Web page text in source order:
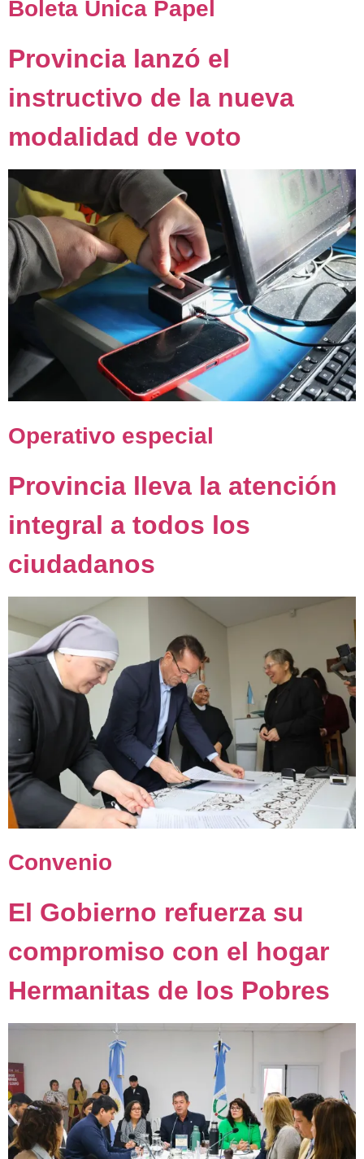
Boleta Única Papel
Provincia lanzó el
instructivo de la nueva
modalidad de voto
Operativo especial
Provincia lleva la atención
integral a todos los
ciudadanos
Convenio
El Gobierno refuerza su
compromiso con el hogar
Hermanitas de los Pobres